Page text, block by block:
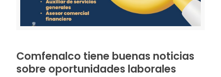
Comfenalco tiene buenas noticias
sobre oportunidades laborales